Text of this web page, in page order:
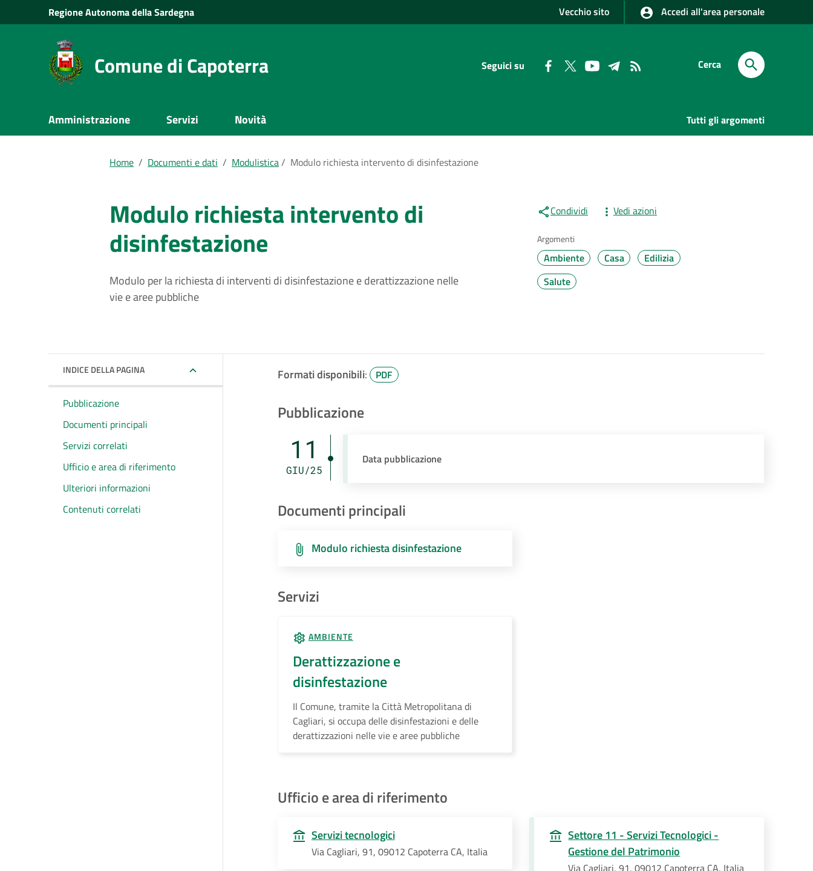
Vai al Contenuto
Vai alla navigazione del sito
Vai al Footer
RegioneAutonoma dellaSardegna Vecchio sito Accedi all'area personale
Comune di Capoterra Seguici su Cerca
Submenu
Amministrazione Servizi
Novità
Tutti gli argomenti
Home / Documenti e dati / Modulistica/ Modulo richiesta intervento di disinfestazione
Modulo richiesta intervento di
disinfestazione
Modulo per la richiesta di interventi di disinfestazione e derattizzazione nelle
vie e aree pubbliche
Condividi Vedi azioni
Argomenti
Ambiente Casa
Edilizia
Salute
INDICE DELLA PAGINA
Pubblicazione
Documenti principali
Servizi correlati
Ufficio e area di riferimento
Ulteriori informazioni
Contenuti correlati
Formati disponibili: PDF
Pubblicazione
11
GIU/25
Data pubblicazione
Documenti principali
Modulo richiesta disinfestazione
Servizi
AMBIENTE
Derattizzazione e
disinfestazione
Il Comune, tramite la Città Metropolitana di
Cagliari, si occupa delle disinfestazioni e delle
derattizzazioni nelle vie e aree pubbliche
Ufficio e area di riferimento
Servizi tecnologici
Via Cagliari, 91, 09012 Capoterra CA, Italia
Settore 11 - Servizi Tecnologici -
Gestione del Patrimonio
Via Cagliari, 91, 09012 Capoterra CA, Italia